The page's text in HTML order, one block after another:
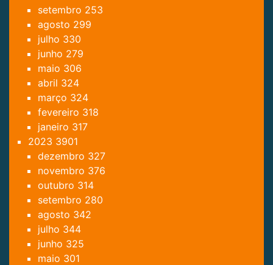
setembro 253
agosto 299
julho 330
junho 279
maio 306
abril 324
março 324
fevereiro 318
janeiro 317
2023 3901
dezembro 327
novembro 376
outubro 314
setembro 280
agosto 342
julho 344
junho 325
maio 301